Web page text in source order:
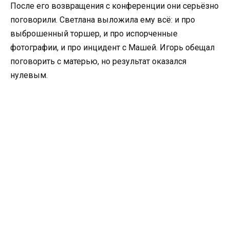
После его возвращения с конференции они серьёзно
поговорили. Светлана выложила ему всё: и про
выброшенный торшер, и про испорченные
фотографии, и про инцидент с Машей. Игорь обещал
поговорить с матерью, но результат оказался
нулевым.